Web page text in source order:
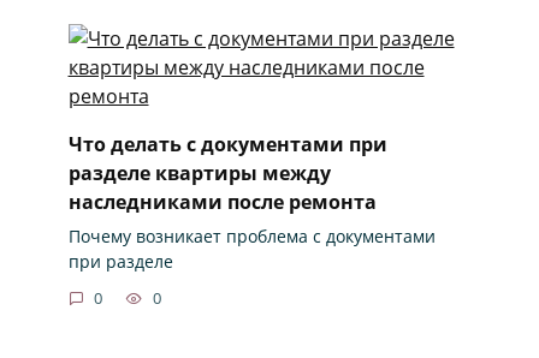
Что делать с документами при
разделе квартиры между
наследниками после ремонта
Почему возникает проблема с документами
при разделе
0 0